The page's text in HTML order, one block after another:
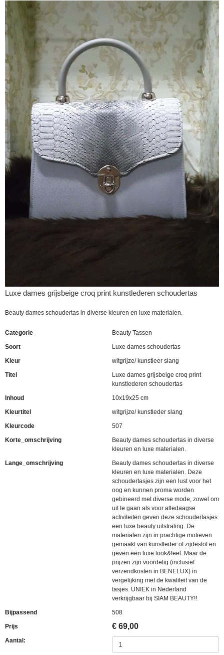
Luxe dames grijsbeige croq print kunstlederen schoudertas
Beauty dames schoudertas in diverse kleuren en luxe materialen.
Categorie
Beauty Tassen
Soort
Luxe dames schoudertas
Kleur
witgrijze/ kunstleer slang
Titel
Luxe dames grijsbeige croq print
kunstlederen schoudertas
Inhoud
10x19x25 cm
Kleurtitel
witgrijze/ kunstleder slang
Kleurcode
507
Korte_omschrijving
Beauty dames schoudertas in diverse
kleuren en luxe materialen.
Lange_omschrijving
Beauty dames schoudertas in diverse
kleuren en luxe materialen. Deze
schoudertasjes zijn een lust voor het
oog en kunnen proma worden
gebineerd met diverse mode, zowel om
uit te gaan als voor alledaagse
activiteiten geven deze schoudertasjes
een luxe beauty uitstraling. De
materialen zijn in prachtige motieven
gemaakt van kunstleder of zijdestof en
geven een luxe look&feel. Maar de
prijzen zijn voordelig (inclusief
verzendkosten in BENELUX) in
vergelijking met de kwaliteit van de
tasjes. UNIEK in Nederland
verkrijgbaar bij SIAM BEAUTY!!
Bijpassend
508
Prijs
€ 69,00
Aantal: